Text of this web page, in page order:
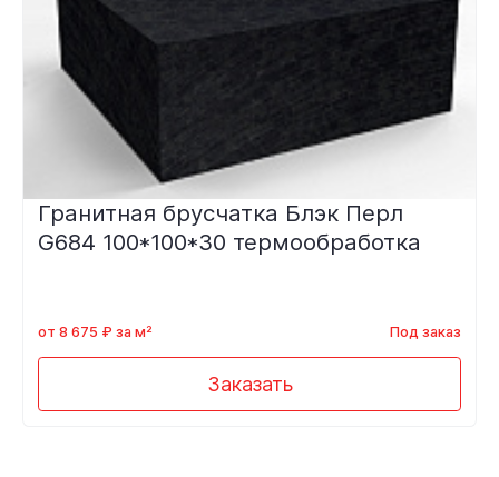
Гранитная брусчатка Блэк Перл
G684 100*100*30 термообработка
от 8 675 ₽ за м² Под заказ
Заказать